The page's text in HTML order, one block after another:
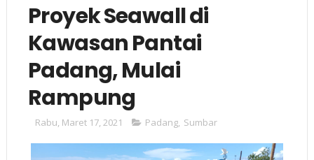
Proyek Seawall di
Kawasan Pantai
Padang, Mulai
Rampung
Rabu, Maret 17, 2021 Padang, Sumbar